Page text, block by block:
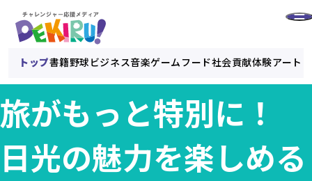
トップ書籍野球 ビジネス音楽ゲーム フード社会貢献体験アート
旅がもっと特別に！
日光の魅力を楽しめる